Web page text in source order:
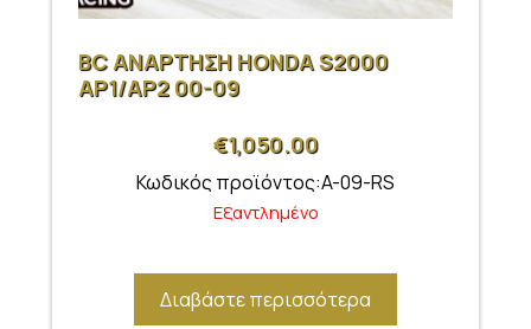
BC ΑΝΑΡΤΗΣΗ HONDA S2000
AP1/AP2 00-09
€1,050.00
Κωδικός προϊόντος:A-09-RS
Εξαντλημένο
Διαβάστε περισσότερα